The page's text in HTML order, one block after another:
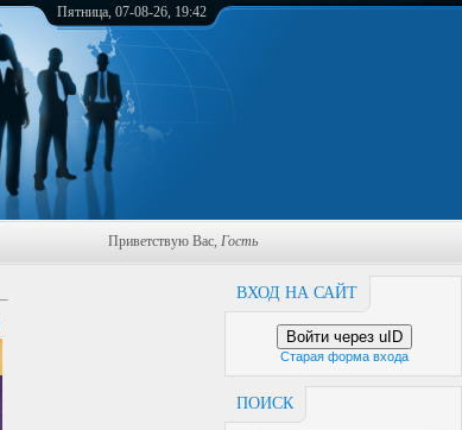
Пятница, 07-08-26, 19:42
Приветствую Вас, Гость
ВХОД НА САЙТ
Войти через uID
Старая форма входа
ПОИСК